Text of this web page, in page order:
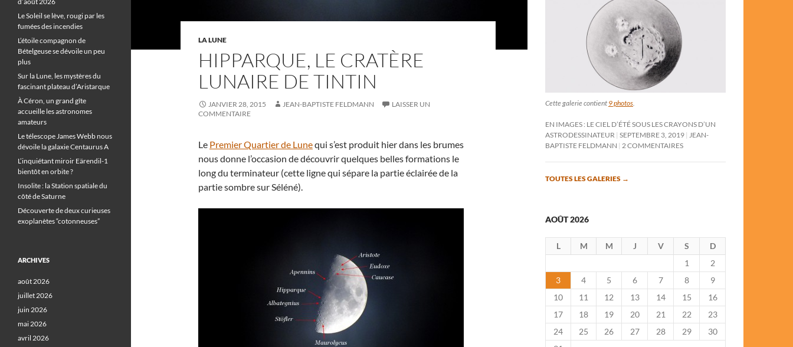
LA LUNE
HIPPARQUE, LE CRATÈRE
LUNAIRE DE TINTIN
JANVIER 28, 2015 JEAN-BAPTISTE FELDMANN
LAISSER UN
COMMENTAIRE
Le Premier Quartier de Lunequi s’est produit hier dans les brumes
nous donne l’occasion de découvrir quelques belles formations le
long du terminateur (cette ligne qui sépare la partie éclairée de la
partie sombre sur Séléné).
Cette galerie contient 9 photos
EN IMAGES : LE CIEL D’ÉTÉ SOUS LES CRAYONS D’UN
ASTRODESSINATEUR SEPTEMBRE 3, 2019
JEAN-
BAPTISTE FELDMANN
2 COMMENTAIRES
TOUTES LES GALERIES →
AOÛT 2026
L M M J V S
D
1
2
3
4 5 6 7 8
9
10
11 12 13 14 15
16
17
18 19 20 21 22
23
24
25 26 27 28 29
30
Le Soleil se lève, rougi par les
fumées des incendies
L’étoile compagnon de
Bételgeuse se dévoile un peu
plus
Sur la Lune, les mystères du
fascinant plateau d’Aristarque
À Céron, un grand gîte
accueille les astronomes
amateurs
Le télescope James Webb nous
dévoile la galaxie Centaurus A
L’inquiétant miroir Eärendil-1
bientôt en orbite ?
Insolite : la Station spatiale du
côté de Saturne
Découverte de deux curieuses
exoplanètes “cotonneuses”
ARCHIVES
août 2026
juillet 2026
juin 2026
mai 2026
avril 2026